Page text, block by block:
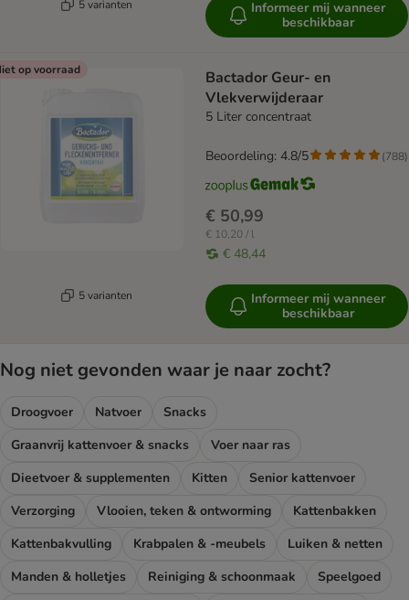
5 varianten
Informeer mij wanneer
beschikbaar
op voorraad
5 varianten
Bactador Geur- en
Vlekverwijderaar
5 Liter concentraat
€ 50,99
€ 10,20 / l
€ 48,44
Beoordeling: 4.8/5 (788)
Informeer mij wanneer
beschikbaar
Nog niet gevonden waar je naar zocht?
Droogvoer Natvoer
Snacks
Graanvrij kattenvoer & snacks
Voer naar ras
Dieetvoer & supplementen
Kitten
Senior kattenvoer
Verzorging
Vlooien, teken & ontworming
Kattenbakken
Kattenbakvulling
Krabpalen & -meubels
Luiken & netten
Manden & holletjes
Reiniging & schoonmaak
Speelgoed